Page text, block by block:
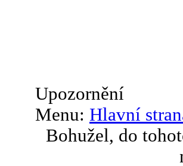
Upozornění
Menu: Hlavní
Bohužel, do